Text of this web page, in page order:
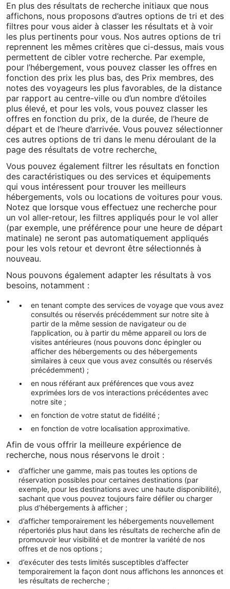
En plus des résultats de recherche initiaux que nous
affichons, nous proposons d’autres options de tri et des
filtres pour vous aider à classer les résultats et à voir
les plus pertinents pour vous. Nos autres options de tri
reprennent les mêmes critères que ci-dessus, mais vous
permettent de cibler votre recherche. Par exemple,
pour l’hébergement, vous pouvez classer les offres en
fonction des prix les plus bas, des Prix membres, des
notes des voyageurs les plus favorables, de la distance
par rapport au centre-ville ou d’un nombre d’étoiles
plus élevé, et pour les vols, vous pouvez classer les
offres en fonction du prix, de la durée, de l’heure de
départ et de l’heure d’arrivée. Vous pouvez sélectionner
ces autres options de tri dans le menu déroulant de la
page des résultats de votre recherche.
Vous pouvez également filtrer les résultats en fonction
des caractéristiques ou des services et équipements
qui vous intéressent pour trouver les meilleurs
hébergements, vols ou locations de voitures pour vous.
Notez que lorsque vous effectuez une recherche pour
un vol aller-retour, les filtres appliqués pour le vol aller
(par exemple, une préférence pour une heure de départ
matinale) ne seront pas automatiquement appliqués
pour les vols retour et devront être sélectionnés à
nouveau.
Nous pouvons également adapter les résultats à vos
besoins, notamment :
en tenant compte des services de voyage que vous avez
consultés ou réservés précédemment sur notre site à
partir de la même session de navigateur ou de
l’application, ou à partir du même appareil ou lors de
visites antérieures (nous pouvons donc épingler ou
afficher des hébergements ou des hébergements
similaires à ceux que vous avez consultés ou réservés
précédemment) ;
en nous référant aux préférences que vous avez
exprimées lors de vos interactions précédentes avec
notre site ;
en fonction de votre statut de fidélité ;
en fonction de votre localisation approximative.
Afin de vous offrir la meilleure expérience de
recherche, nous nous réservons le droit :
d’afficher une gamme, mais pas toutes les options de
réservation possibles pour certaines destinations (par
exemple, pour les destinations avec une haute disponibilité),
sachant que vous pouvez toujours faire défiler ou charger
plus d’hébergements à afficher ;
d’afficher temporairement les hébergements nouvellement
répertoriés plus haut dans les résultats de recherche afin de
promouvoir leur visibilité et de montrer la variété de nos
offres et de nos options ;
d’exécuter des tests limités susceptibles d’affecter
temporairement la façon dont nous affichons les annonces et
les résultats de recherche ;